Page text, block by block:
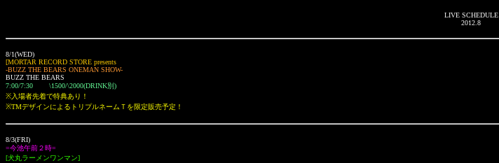
LIVE SCHEDULE
2012.8
8/1(WED)
[MORTAR RECORD STORE presents
-BUZZ THE BEARS ONEMAN SHOW-
BUZZ THE BEARS
7:00/7:30 \1500/\2000(DRINK別)
※入場者先着で特典あり！
※TMデザインによるトリプルネームＴを限定販売予定！
8/3(FRI)
=今池午前２時=
[犬丸ラーメンワンマン]